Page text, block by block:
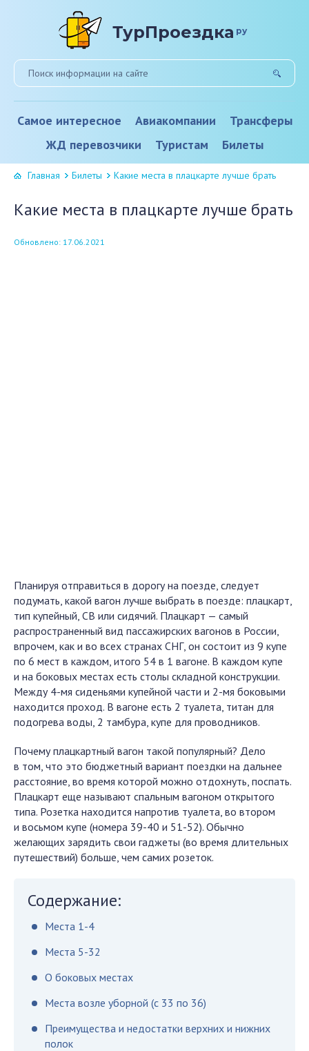
ТурПроездка ру
Самое интересное Авиакомпании
Трансферы
ЖД перевозчики
Туристам Билеты
Главная Билеты Какие места в плацкарте лучше брать
Какие места в плацкарте лучше брать
Обновлено: 17.06.2021
Планируя отправиться в дорогу на поезде, следует
подумать, какой вагон лучше выбрать в поезде: плацкарт,
тип купейный, СВ или сидячий. Плацкарт — самый
распространенный вид пассажирских вагонов в России,
впрочем, как и во всех странах СНГ, он состоит из 9 купе
по 6 мест в каждом, итого 54 в 1 вагоне. В каждом купе
и на боковых местах есть столы складной конструкции.
Между 4-мя сиденьями купейной части и 2-мя боковыми
находится проход. В вагоне есть 2 туалета, титан для
подогрева воды, 2 тамбура, купе для проводников.
Почему плацкартный вагон такой популярный? Дело
в том, что это бюджетный вариант поездки на дальнее
расстояние, во время которой можно отдохнуть, поспать.
Плацкарт еще называют спальным вагоном открытого
типа. Розетка находится напротив туалета, во втором
и восьмом купе (номера 39-40 и 51-52). Обычно
желающих зарядить свои гаджеты (во время длительных
путешествий) больше, чем самих розеток.
Содержание:
Места 1-4
Места 5-32
О боковых местах
Места возле уборной (с 33 по 36)
Преимущества и недостатки верхних и нижних
полок